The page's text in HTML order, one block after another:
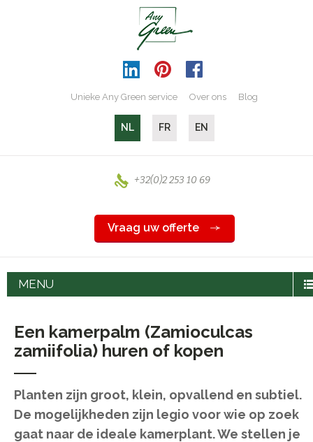
Unieke Any Green service Over ons Blog
NL FR EN
+32(0)2 253 10 69
Vraag uw offerte
MENU
Een kamerpalm (Zamioculcas
zamiifolia) huren of kopen
Planten zijn groot, klein, opvallend en subtiel.
De mogelijkheden zijn legio voor wie op zoek
gaat naar de ideale kamerplant. We stellen je